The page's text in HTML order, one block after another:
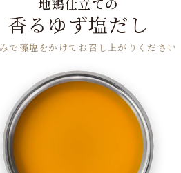
香るゆず塩だし
で藻塩をかけてお召し上がりください